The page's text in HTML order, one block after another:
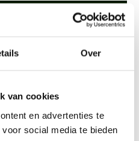
Over
van cookies
en advertenties te
social media te bieden